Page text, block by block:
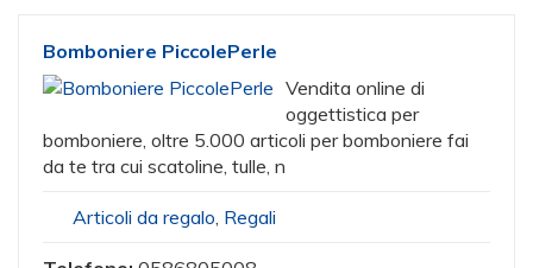
Bomboniere PiccolePerle
Vendita online di
oggettistica per
bomboniere, oltre 5.000 articoli per bomboniere fai
da te tra cui scatoline, tulle, n
Articoli da regalo, Regali